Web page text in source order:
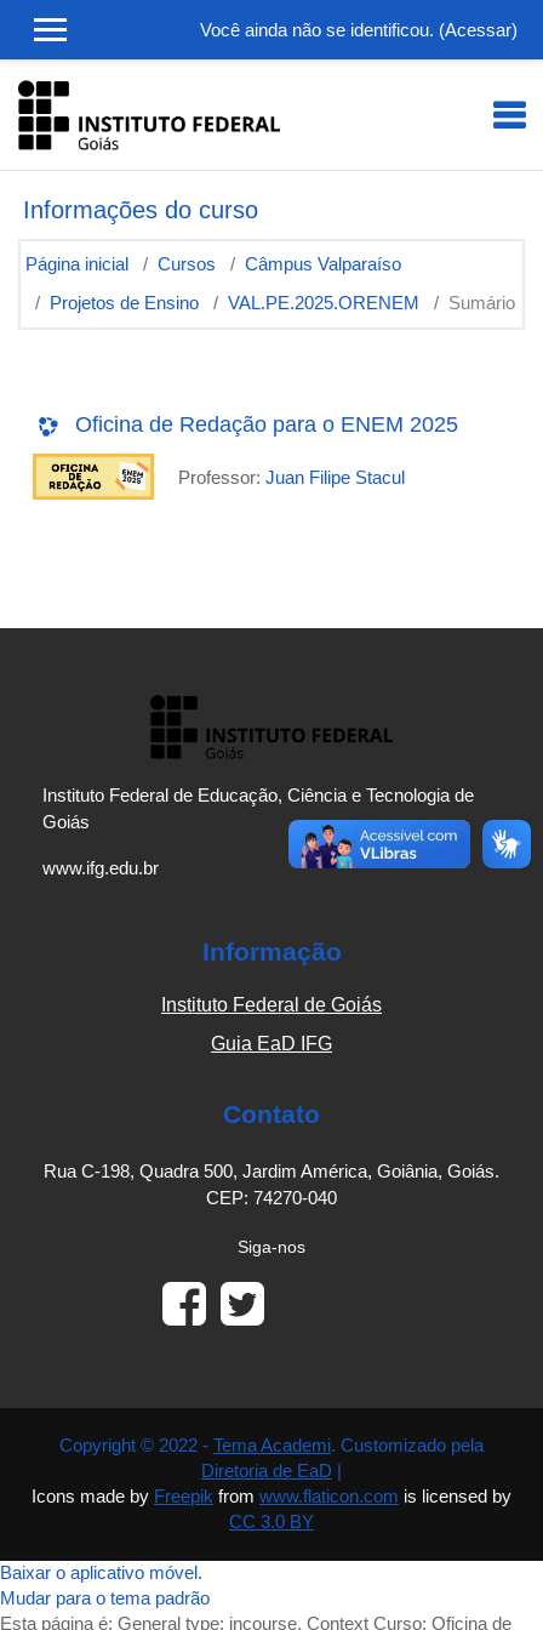
Você ainda não se identificou. (Acessar)
Informações do curso
Página inicial Cursos
Câmpus Valparaíso
Projetos de Ensino
VAL.PE.2025.ORENEM Sumário
Oficina de Redação para o ENEM 2025
Professor: Juan Filipe Stacul
Instituto Federal de Educação, Ciência e Tecnologia de
Goiás
www.ifg.edu.br
Informação
Instituto Federal de Goiás
Guia EaD IFG
Contato
Rua C-198, Quadra 500, Jardim América, Goiânia, Goiás.
CEP: 74270-040
Siga-nos
Copyright © 2022 - Tema Academi. Customizado pela
Diretoria de EaD
Icons made by Freepik from www.flaticon.com is licensed by
CC 3.0 BY
Baixar o aplicativo móvel.
Mudar para o tema padrão
Esta página é: General type: incourse. Context Curso: Oficina de